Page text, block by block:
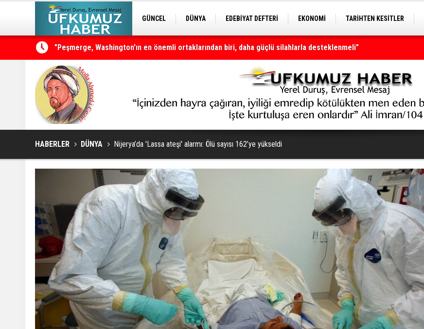
GÜNCEL DÜNYA EDEBİYAT DEFTERİ EKONOMİ TARİHTEN KESİTLER
Neçirvan Barzani: Kürdistan herkesin ortak vatanı olmaya devam edecek
HABERLER DÜNYA Nijerya’da 'Lassa ateşi' alarmı: Ölü sayısı 162’ye yükseldi